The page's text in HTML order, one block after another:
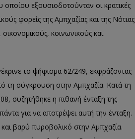
εξουσιοδοτούνταν οι κρατικές
φορείς της Αμπχαζίας και της Νότιας
κοινωνικούς και
το ψήφισμα 62/249, εκφράζοντας
τη σύγκρουση στην Αμπχαζία. Κατά τη
συζητήθηκε η πιθανή ένταξη της
για να αποτρέψει αυτή την ένταξη.
βαρύ πυροβολικό στην Αμπχαζία.